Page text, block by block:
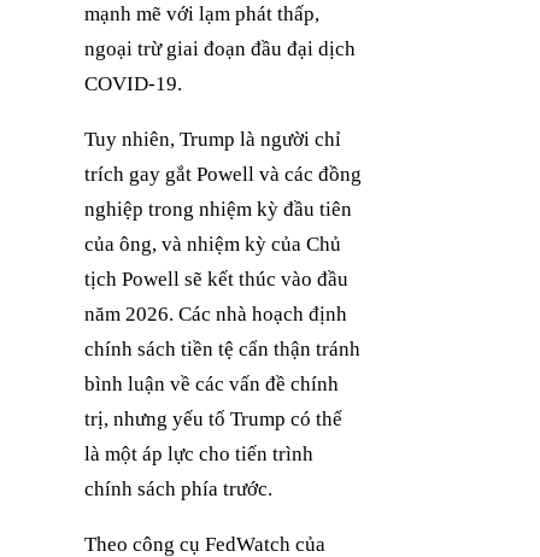
mạnh mẽ với lạm phát thấp,
ngoại trừ giai đoạn đầu đại dịch
COVID-19.
Tuy nhiên, Trump là người chỉ
trích gay gắt Powell và các đồng
nghiệp trong nhiệm kỳ đầu tiên
của ông, và nhiệm kỳ của Chủ
tịch Powell sẽ kết thúc vào đầu
năm 2026. Các nhà hoạch định
chính sách tiền tệ cẩn thận tránh
bình luận về các vấn đề chính
trị, nhưng yếu tố Trump có thể
là một áp lực cho tiến trình
chính sách phía trước.
Theo công cụ FedWatch của